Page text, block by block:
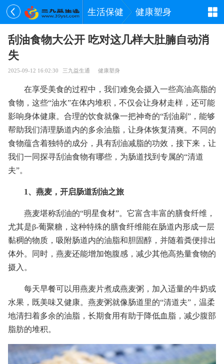
生活保健 健康塑身
刮油食物大公开 吃对这几样大肚腩自动消
失
2025-09-12 16:02:30 三九益生通 健康塑身
在享受美食的过程中，我们难免会摄入一些高油高脂的
食物，这些“油水”在体内堆积，不仅会让身材走样，还可能
影响身体健康。合理的饮食就像一把神奇的“刮油刷”，能够
帮助我们清理肠道内的多余油脂，让身体恢复清爽。不同的
食物蕴含着独特的成分，具有刮油减脂的功效，接下来，让
我们一同探寻刮油食物有哪些，为肠道找到专属的“清道
夫”。
1、燕麦，开启肠道刮油之旅
燕麦堪称刮油的“明星食材”。它富含丰富的膳食纤维，
尤其是β-葡聚糖，这种特殊的膳食纤维能在肠道内形成一层
黏稠的物质，吸附肠道内的油脂和胆固醇，并随着粪便排出
体外。同时，燕麦还能增加饱腹感，减少其他高热量食物的
摄入。
每天早餐可以用燕麦片煮成燕麦粥，加入适量的牛奶或
水果，既美味又健康。燕麦粥就像肠道里的“清道夫”，温柔
地清扫着多余的油脂，长期食用有助于降低血脂，减少腹部
脂肪的堆积。